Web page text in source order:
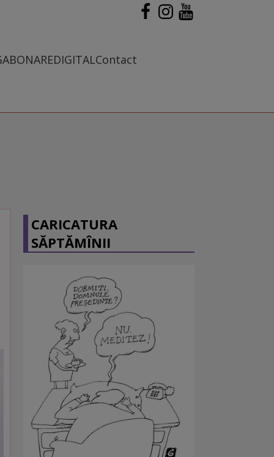
ABONAREDIGITALContact
CARICATURA
SĂPTĂMÎNII